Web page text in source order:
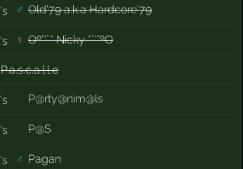
♂ Old'79 a.k.a Hardcore'79
♀ Oº°‘¨* Nicky *¨‘°ºO
P.a.s.c.a.l.l.e
P@rty@nim@ls
P@S
♂ Pagan